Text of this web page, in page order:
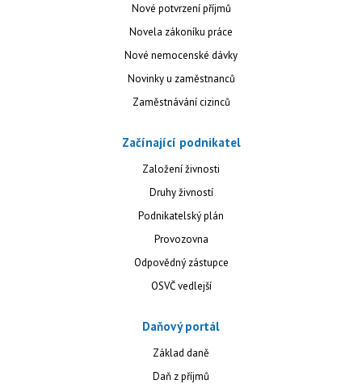
Nové potvrzení příjmů
Novela zákoníku práce
Nové nemocenské dávky
Novinky u zaměstnanců
Zaměstnávání cizinců
Začínající podnikatel
Založení živnosti
Druhy živností
Podnikatelský plán
Provozovna
Odpovědný zástupce
OSVČ vedlejší
Daňový portál
Základ daně
Daň z příjmů